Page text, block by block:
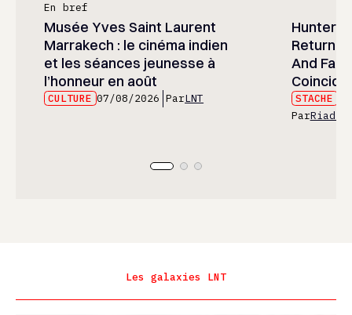
En bref
Musée Yves Saint Laurent
Marrakech : le cinéma indien
et les séances jeunesse à
l’honneur en août
CULTURE 07/08/2026 ParLNT
Hunter
And
STACHE
ParRiad
Les galaxies LNT